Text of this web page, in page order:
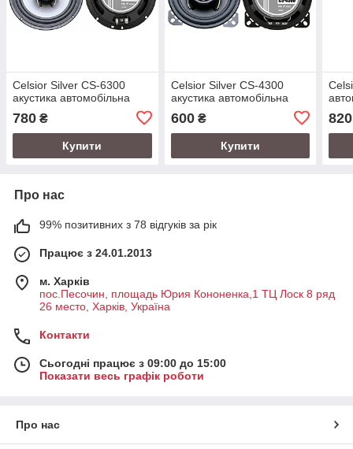
Celsior Silver CS-6300
акустика автомобільна
780 ₴
Купити
Celsior Silver CS-4300
акустика автомобільна
600₴
Купити
820
Про нас
99% позитивних з 78 відгуків за рік
Працює з 24.01.2013
м. Харків
пос.Песочин, площадь Юрия Кононенка,1 ТЦ Лоск 8 ряд
26 место, Харків, Україна
Контакти
Сьогодні працює з 09:00 до 15:00
Показати весь графік роботи
Про нас